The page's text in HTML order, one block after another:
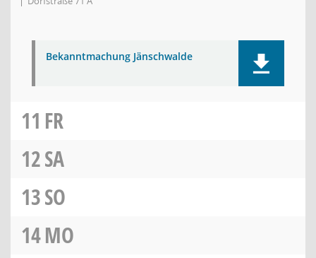
Bekanntmachung Jänschwalde
11 FR
12SA
13SO
14MO